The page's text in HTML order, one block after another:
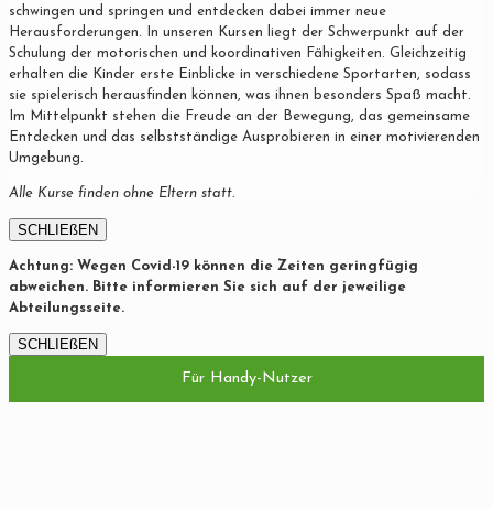
schwingen und springen und entdecken dabei immer neue
Herausforderungen. In unseren Kursen liegt der Schwerpunkt auf der
Schulung der motorischen und koordinativen Fähigkeiten. Gleichzeitig
erhalten die Kinder erste Einblicke in verschiedene Sportarten, sodass
sie spielerisch herausfinden können, was ihnen besonders Spaß macht.
Im Mittelpunkt stehen die Freude an der Bewegung, das gemeinsame
Entdecken und das selbstständige Ausprobieren in einer motivierenden
Umgebung.
Alle Kurse finden ohne Eltern statt.
SCHLIEßEN
Achtung: Wegen Covid-19 können die Zeiten geringfügig
abweichen. Bitte informieren Sie sich auf der jeweilige
Abteilungsseite.
SCHLIEßEN
Für Handy-Nutzer